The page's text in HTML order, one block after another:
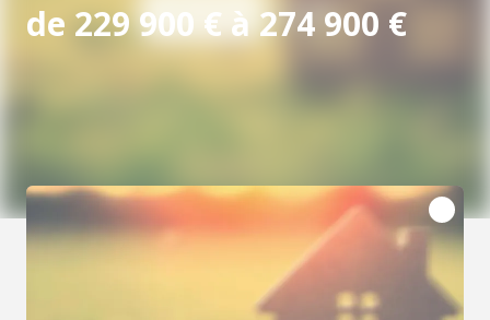
de 229 900 € à 274 900 €